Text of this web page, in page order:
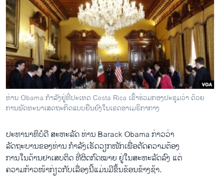
ຊີວິດຊາວລາວ
ຊຸມຊົນຊາວລາວ
ວິທະຍາສາດ-ເທັກໂນໂລຈີ
ທຸລະກິດ
ພາສາອັງກິດ
ວີດີໂອ
ລາຍການກະຈາຍສຽງ
ລາຍງານ
ຕິດຕາມພວກເຮົາ ທີ່
ທ່ານ Obama ກຳລັງຢູ່​ທີ່​ປະ​ເທດ Costa Rica ​​ເຂົ້າຮ່ວມ​ກອງ​ປະຊຸມ​ວ່າ ດ້ວຍ​
ການ​ພັດທະນາ​ເສດຖະກິດ​ແບບ​ຍືນ​ຍົງ​​ໃນ​ເຂດ​ອາ​ເມຣິກາ​ກາງ
ປະທານາທິບໍດີ ສະຫະລັດ ທ່ານ Barack Obama ກ່າວ​ວ່າ
ລັດຖະບານ​ຂອງ​ທ່ານ ກໍາລັງ​ເຮັດ​ວຽກ​ໜັກເພື່ອ​ຕັດ​ຄວາມ​ຕ້ອງ
ການ​ໃນດ້ານຢາ​ເສບ​ຕິດ ​ທີ່​ຜິ​ດກົດໝາຍ ຢູ່​ໃນສະຫະລັດລົງ ​ແຕ່​
ຄວາມ​ກ້າວໜ້າ​ກ່ຽວ​ກັບ​ເລື່ອງ​ນີ້​ແມ່ນມີ​ຂຶ້ນຂ້ອນ​ຂ້າງຊ້າ.